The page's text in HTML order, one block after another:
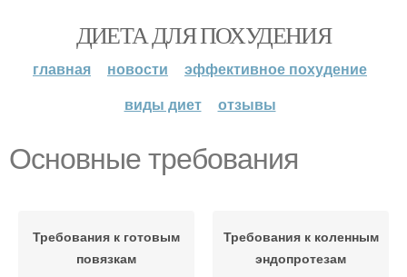
ДИЕТА ДЛЯ ПОХУДЕНИЯ
главная новости
эффективное похудение
виды диет
отзывы
Основные требования
Требования к готовым
повязкам
Требования к коленным
эндопротезам